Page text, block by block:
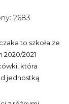
2683
to szkoła ze
2021
która
jednostką